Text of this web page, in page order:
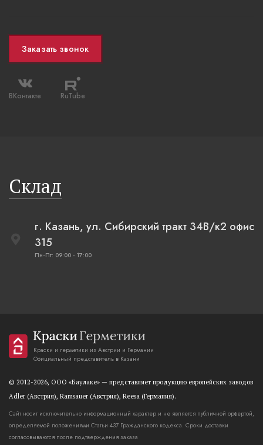
Заказать звонок
ВКонтакте RuTube
Склад
г. Казань, ул. Сибирский тракт 34В/к2 офис
315
Пн-Пт: 09:00 - 17:00
Краски и герметики из Австрии и Германии
Официальный представитель в Казани
© 2012-2026, OOO «Баулаке» — представляет продукцию европейских заводов
Adler (Австрия), Ramsauer (Австрия), Reesa (Германия).
Сайт носит исключительно информационный характер и не является публичной орфертой,
определяемой положениями Статьи 437 Гражданского кодекса. Сроки доставки
согласовываются после подтверждения заказа